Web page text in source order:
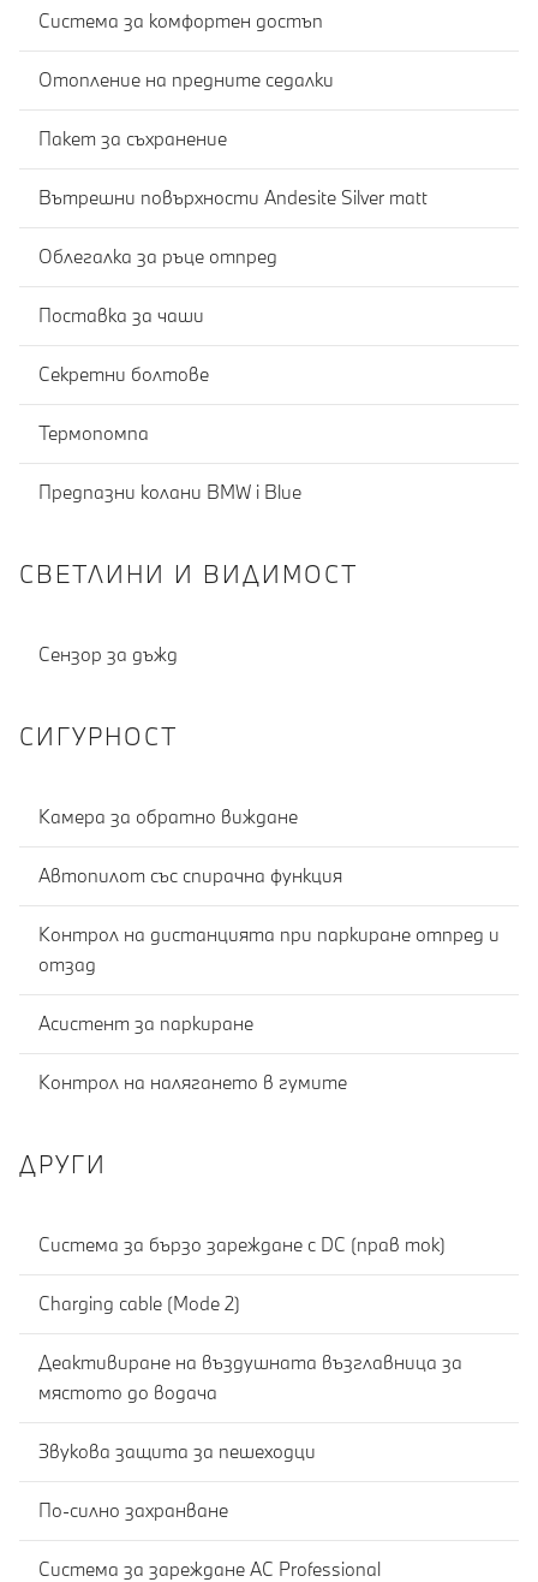
Система за комфортен достъп
Отопление на предните седалки
Пакет за съхранение
Вътрешни повърхности Andesite Silver matt
Облегалка за ръце отпред
Поставка за чаши
Секретни болтове
Термопомпа
Предпазни колани BMW i Blue
СВЕТЛИНИ И ВИДИМОСТ
Сензор за дъжд
СИГУРНОСТ
Камера за обратно виждане
Автопилот със спирачна функция
Контрол на дистанцията при паркиране отпред и
отзад
Асистент за паркиране
Контрол на налягането в гумите
ДРУГИ
Система за бързо зареждане с DC (прав ток)
Charging cable (Mode 2)
Деактивиране на въздушната възглавница за
мястото до водача
Звукова защита за пешеходци
По-силно захранване
Система за зареждане АС Professional